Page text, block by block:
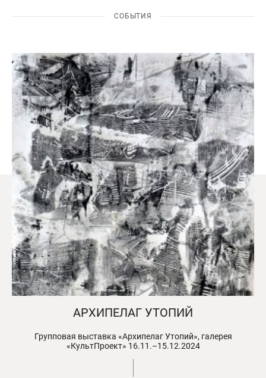
СОБЫТИЯ
АРХИПЕЛАГ УТОПИЙ
Групповая выставка «Архипелаг Утопий», галерея
«КультПроект» 16.11.–15.12.2024